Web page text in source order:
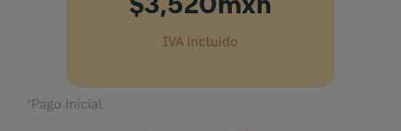
IVA incluído
*Pago inicial